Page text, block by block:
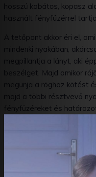
hosszú kabátos, kopasz
használt fényfüzérrel
A tetőpont akkor éri el,
mindenki nyakában,
megpillantja a lányt, aki
beszélget. Majd amikor
megunja a röghöz kötést
majd a többi résztvevő
fényfüzéreket és
kabátos figurát is
függetlenül meneszti,
egy gyertyát. Ekkor
de nem vesz róla
gyertya lángját és a lány